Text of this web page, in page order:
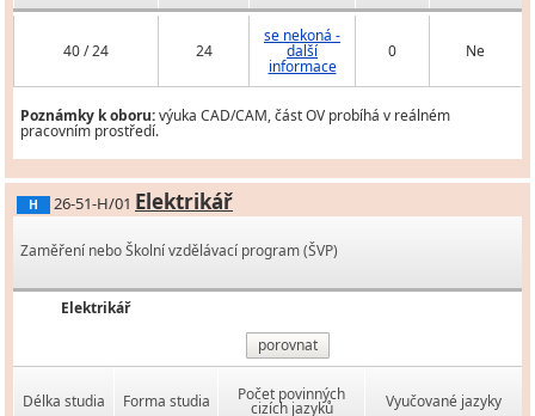
40 / 24 24
se nekoná -
další
informace
0 Ne
Poznámky k oboru:výuka CAD/CAM, část OV probíhá v reálném
pracovním prostředí.
H 26-51-H/01 Elektrikář
Zaměření nebo Školní vzdělávací program (ŠVP)
Elektrikář
porovnat
Délka studia Forma studia Počet povinných
cizích jazyků Vyučované jazyky